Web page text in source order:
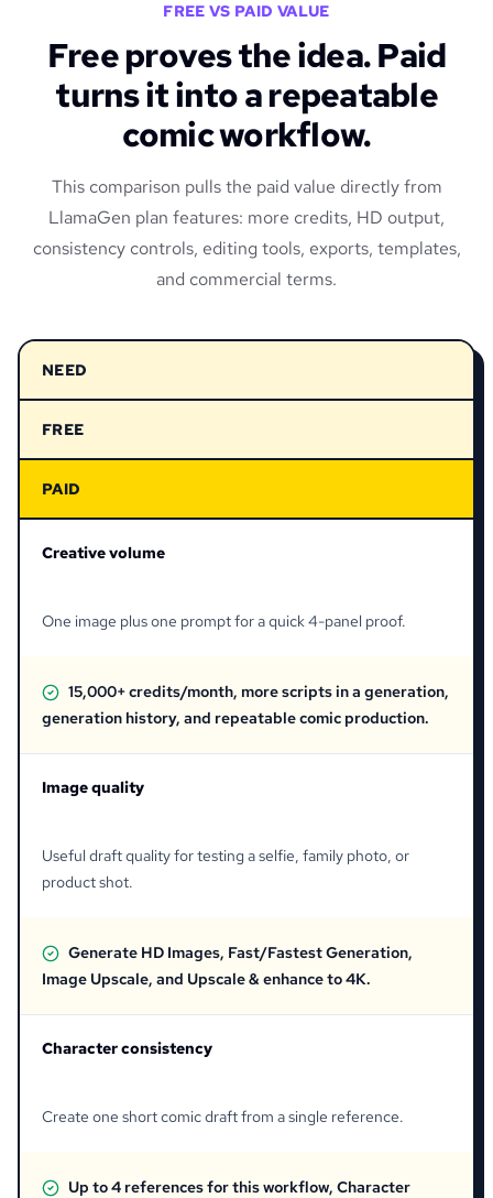
FREE VS PAID VALUE
Free proves the idea. Paid
turns it into a repeatable
comic workflow.
This comparison pulls the paid value directly from
LlamaGen plan features: more credits, HD output,
consistency controls, editing tools, exports, templates,
and commercial terms.
NEED
FREE
PAID
Creative volume
One image plus one prompt for a quick 4-panel proof.
15,000+ credits/month, more scripts in a generation,
generation history, and repeatable comic production.
Image quality
Useful draft quality for testing a selfie, family photo, or
product shot.
Generate HD Images, Fast/Fastest Generation,
Image Upscale, and Upscale & enhance to 4K.
Character consistency
Create one short comic draft from a single reference.
Up to 4 references for this workflow, Character